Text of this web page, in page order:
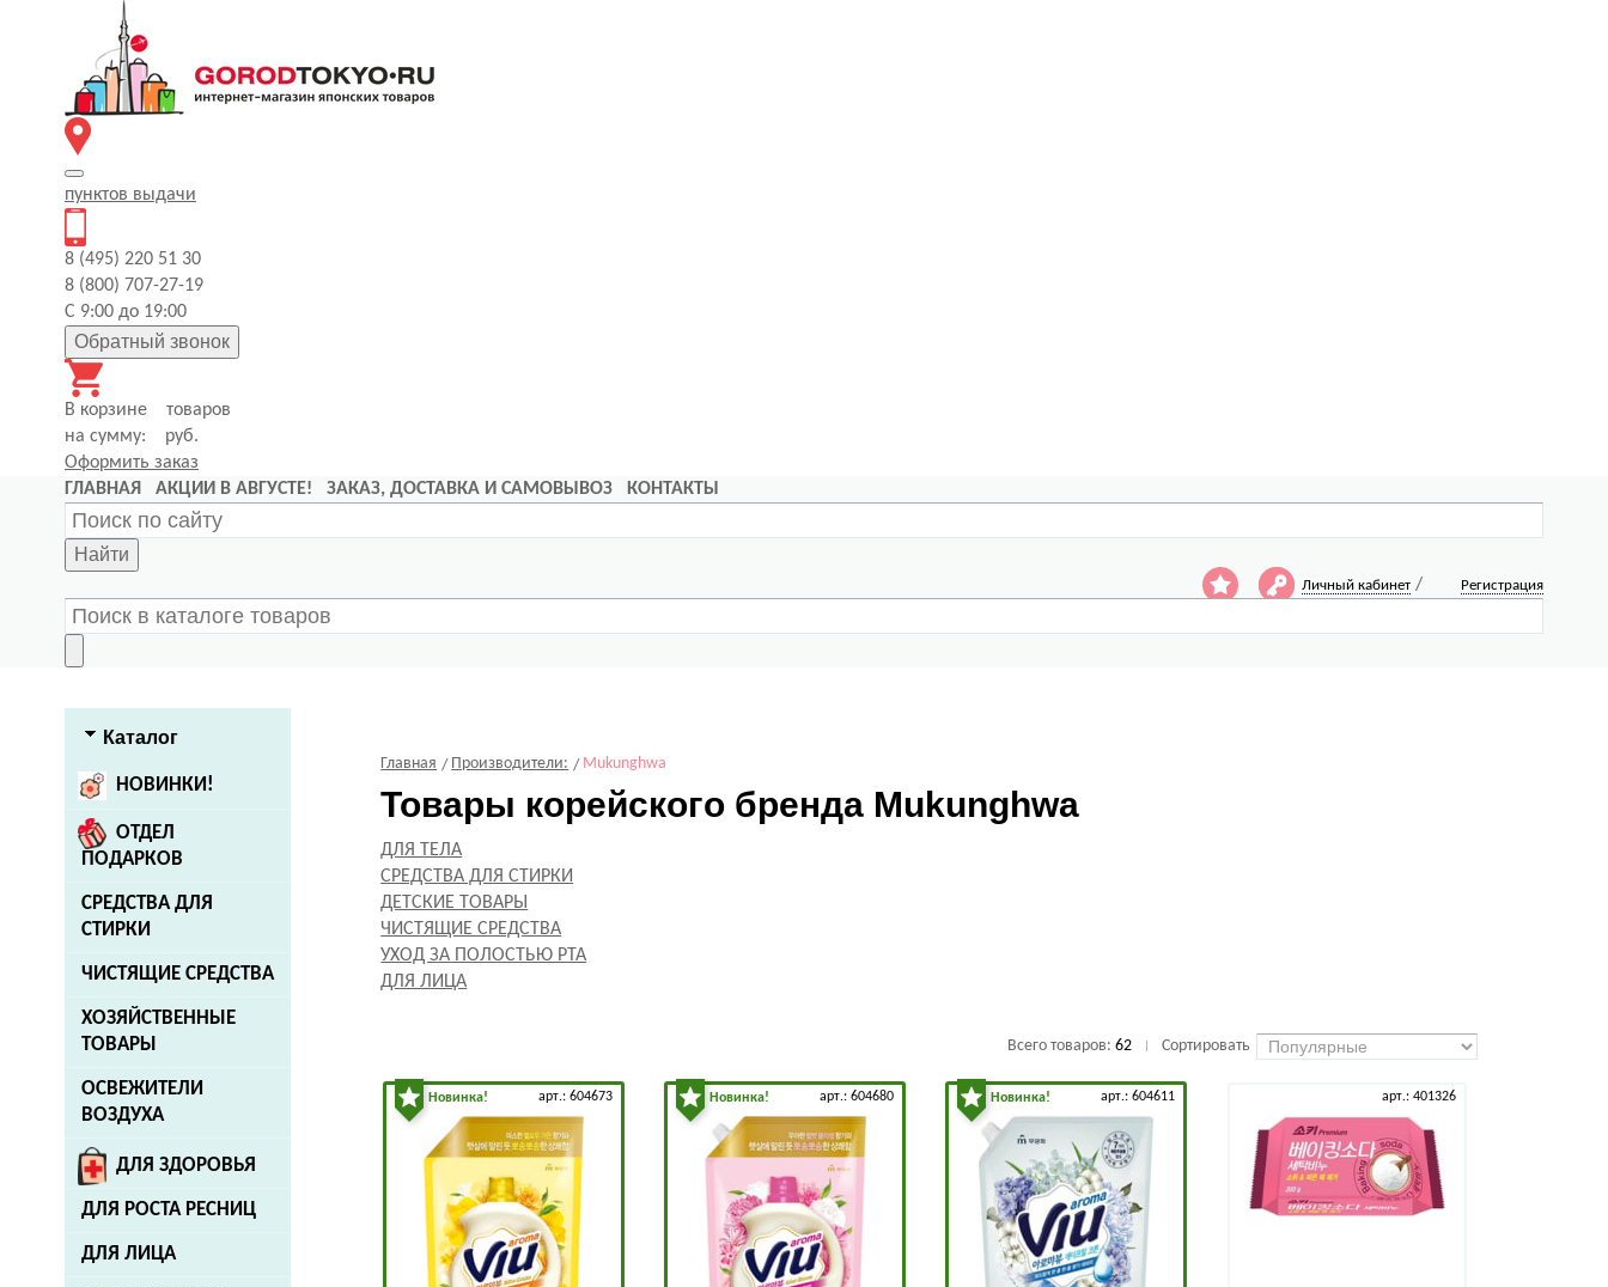
пунктов выдачи
8 (495) 220 51 30
8 (800) 707-27-19
С 9:00 до 19:00
Обратный звонок
В корзине
товаров
на сумму:
руб.
Оформить заказ
ГЛАВНАЯ
АКЦИИ В АВГУСТЕ! ЗАКАЗ, ДОСТАВКА И САМОВЫВОЗ КОНТАКТЫ
Найти
Личный кабинет / Регистрация
Каталог
НОВИНКИ!
ОТДЕЛ
ПОДАРКОВ
СРЕДСТВА ДЛЯ
СТИРКИ
ЧИСТЯЩИЕ СРЕДСТВА
ХОЗЯЙСТВЕННЫЕ
ТОВАРЫ
ОСВЕЖИТЕЛИ
ВОЗДУХА
ДЛЯ ЗДОРОВЬЯ
ДЛЯ РОСТА РЕСНИЦ
ДЛЯ ЛИЦА
Главная Производители: Mukunghwa
Товары корейского бренда Mukunghwa
ДЛЯ ТЕЛА
СРЕДСТВА ДЛЯ СТИРКИ
ДЕТСКИЕ ТОВАРЫ
ЧИСТЯЩИЕ СРЕДСТВА
УХОД ЗА ПОЛОСТЬЮ РТА
ДЛЯ ЛИЦА
Всего товаров: 62 Сортировать
Новинка! арт.: 604673 Новинка! арт.: 604680 Новинка! арт.: 604611 арт.: 401326